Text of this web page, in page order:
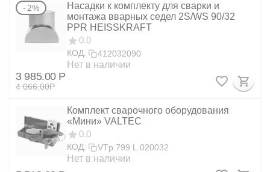
2%
Насадки к комплекту для сварки и
монтажа вварных седел 2S/WS 90/32
PPR HEISSKRAFT
0.0
КОД: 412032090
Нет в наличии
3 985.00 Р
4 066.00Р
Комплект сварочного оборудования
«Мини» VALTEC
0.0
КОД: VTp.799.L.020032
Нет в наличии